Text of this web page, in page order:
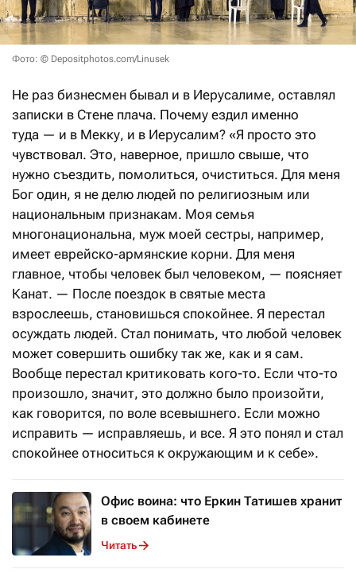
Фото: © Depositphotos.com/Linusek
Не раз бизнесмен бывал и в Иерусалиме, оставлял
записки в Стене плача. Почему ездил именно
туда — и в Мекку, и в Иерусалим? «Я просто это
чувствовал. Это, наверное, пришло свыше, что
нужно съездить, помолиться, очиститься. Для меня
Бог один, я не делю людей по религиозным или
национальным признакам. Моя семья
многонациональна, муж моей сестры, например,
имеет еврейско-армянские корни. Для меня
главное, чтобы человек был человеком, — поясняет
Канат. — После поездок в святые места
взрослеешь, становишься спокойнее. Я перестал
осуждать людей. Стал понимать, что любой человек
может совершить ошибку так же, как и я сам.
Вообще перестал критиковать кого-то. Если что-то
произошло, значит, это должно было произойти,
как говорится, по воле всевышнего. Если можно
исправить — исправляешь, и все. Я это понял и стал
спокойнее относиться к окружающим и к себе».
Офис воина: что Еркин Татишев хранит
в своем кабинете
Читать